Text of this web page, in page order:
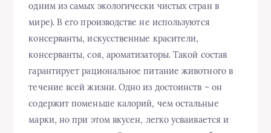
одним из самых экологически чистых стран в
мире). В его производстве не используются
консерванты, искусственные красители,
консерванты, соя, ароматизаторы. Такой состав
гарантирует рациональное питание животного в
течение всей жизни. Одно из достоинств – он
содержит поменьше калорий, чем остальные
марки, но при этом вкусен, легко усваивается и